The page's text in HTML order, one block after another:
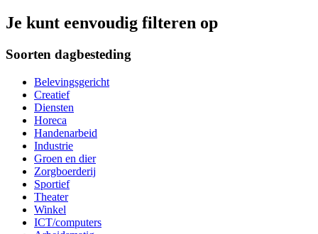
Je kunt eenvoudig filteren op
Soorten dagbesteding
Belevingsgericht
Creatief
Diensten
Horeca
Handenarbeid
Industrie
Groen en dier
Zorgboerderij
Sportief
Theater
Winkel
ICT/computers